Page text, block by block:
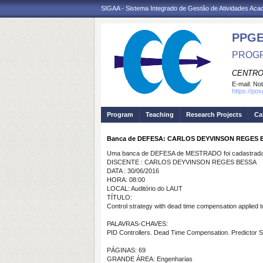
SIGAA - Sistema Integrado de Gestão de Atividades
E-mail:
https://
Program Teaching Research Projects
Banca de DEFESA: CARLOS DEYVINSON REGES
Uma banca de DEFESA de MESTRADO foi
DISCENTE : CARLOS DEYVINSON REGES BESSA
DATA : 30/06/2016
HORA: 08:00
LOCAL: Auditório do LAUT
TÍTULO:
Control strategy with dead time compensation applied
PALAVRAS-CHAVES:
PID Controllers. Dead Time Compensation. Predictor
PÁGINAS: 69
GRANDE ÁREA: Engenharias